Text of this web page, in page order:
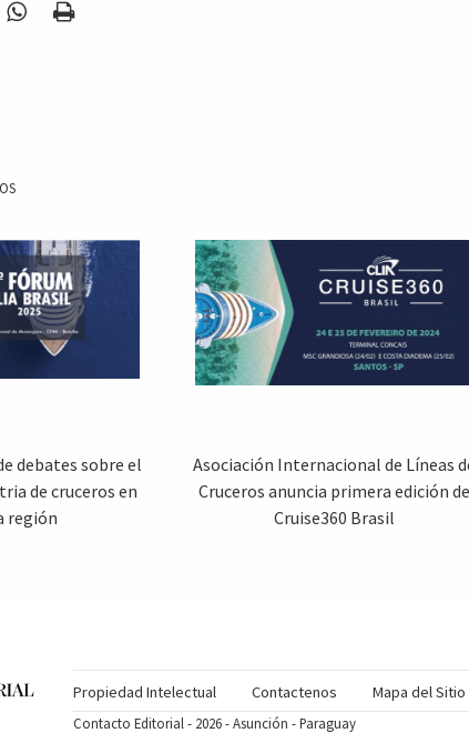
debates sobre el
de cruceros en
región
Asociación Internacional de Líneas
Cruceros anuncia primera edición de
Cruise360 Brasil
Propiedad Intelectual Contactenos Mapa del Sitio
Contacto Editorial - 2026 - Asunción - Paraguay